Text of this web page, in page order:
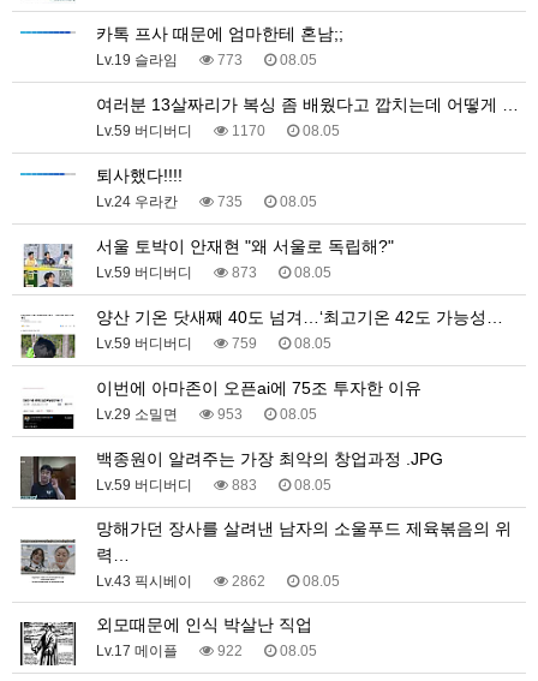
카톡 프사 때문에 엄마한테 혼남;;
Lv.19 슬라임 773 08.05
여러분 13살짜리가 복싱 좀 배웠다고 깝치는데 어떻게 …
Lv.59 버디버디 1170 08.05
퇴사했다!!!!
Lv.24 우라칸 735 08.05
서울 토박이 안재현 "왜 서울로 독립해?"
Lv.59 버디버디 873 08.05
양산 기온 닷새째 40도 넘겨…‘최고기온 42도 가능성…
Lv.59 버디버디 759 08.05
이번에 아마존이 오픈ai에 75조 투자한 이유
Lv.29 소밀면 953 08.05
백종원이 알려주는 가장 최악의 창업과정 .JPG
Lv.59 버디버디 883 08.05
망해가던 장사를 살려낸 남자의 소울푸드 제육볶음의 위
력…
Lv.43 픽시베이 2862 08.05
외모때문에 인식 박살난 직업
Lv.17 메이플 922 08.05